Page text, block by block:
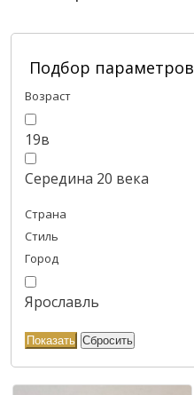
Подбор параметров
Возраст
19в
Середина 20 века
Страна
Стиль
Город
Ярославль